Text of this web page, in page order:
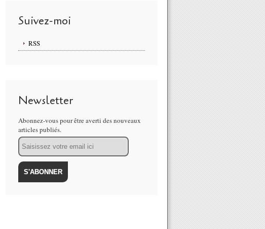
Suivez-moi
RSS
Newsletter
Abonnez-vous pour être averti des nouveaux
articles publiés.
Email